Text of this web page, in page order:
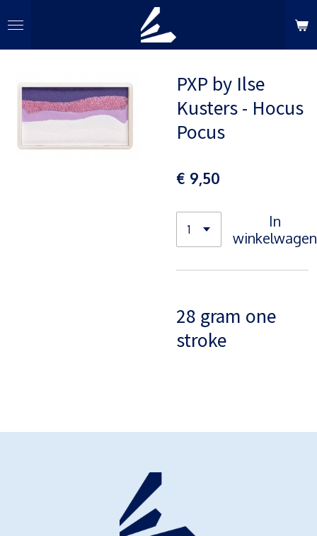
direct
naar
hoofdinhoud
PXP by Ilse
Kusters - Hocus
Pocus
€ 9,50
In
winkelwagen
28 gram one
stroke